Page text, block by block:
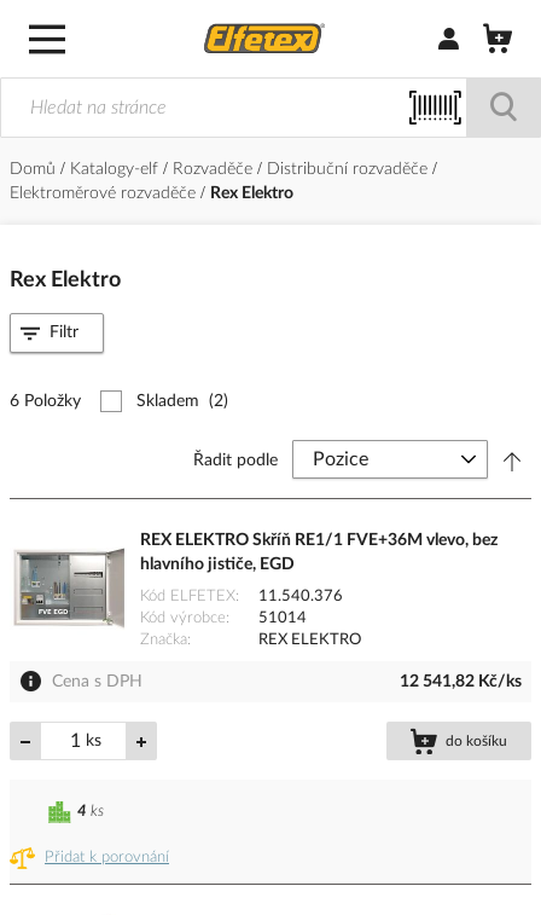
Přihlásit/
Domů Katalogy-elf Rozvaděče
Distribuční rozvaděče
Elektroměrové rozvaděče
Rex Elektro
Rex Elektro
6 Položky Skladem (2)
Řadit podle
REX ELEKTRO Skříň RE1/1 FVE+36M vlevo, bez
hlavního jističe, EGD
Kód ELFETEX
11.540.376
Kód výrobce
51014
Značka
REX ELEKTRO
Cena s DPH 12 541,82 Kč/ks
ks do košíku
Přidat k porovnání
4 ks
Filtr